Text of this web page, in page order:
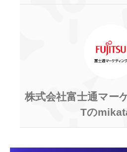
株式会社富士通マー
Tの